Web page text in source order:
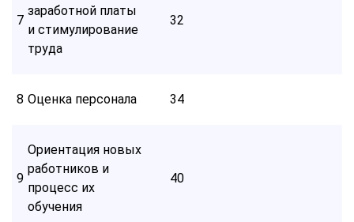
7
заработной платы
и стимулирование
труда
32
8 Оценка персонала 34
9
Ориентация новых
работников и
процесс их
обучения
40